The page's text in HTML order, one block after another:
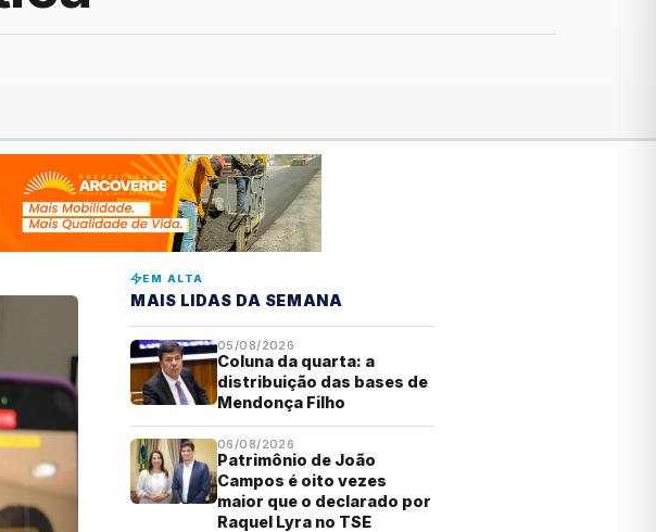
EM ALTA
MAIS LIDAS DA SEMANA
05/08/2026
Coluna da quarta: a
distribuição das bases de
Mendonça Filho
06/08/2026
Patrimônio de João
Campos é oito vezes
maior que o declarado por
Raquel Lyra no TSE